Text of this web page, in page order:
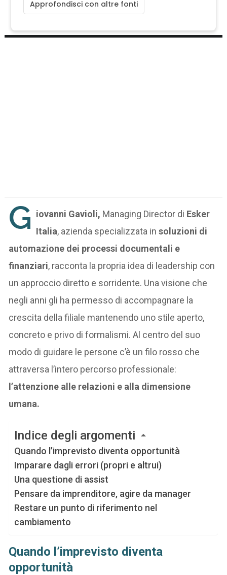
Approfondisci con altre fonti
G iovanni Gavioli, Managing Director di Esker
Italia, azienda specializzata insoluzioni di
automazione dei processi documentali e
finanziari, racconta la propria idea di leadership con
un approccio diretto e sorridente. Una visione che
negli anni gli ha permesso di accompagnare la
crescita della filiale mantenendo uno stile aperto,
concreto e privo di formalismi. Al centro del suo
modo di guidare le persone c’è un filo rosso che
attraversa l’intero percorso professionale:
l’attenzione alle relazioni e alla dimensione
umana.
Indice degli argomenti
Quando l’imprevisto diventa opportunità
Imparare dagli errori (propri e altrui)
Una questione di assist
Pensare da imprenditore, agire da manager
Restare un punto di riferimento nel
cambiamento
Quando l’imprevisto diventa
opportunità